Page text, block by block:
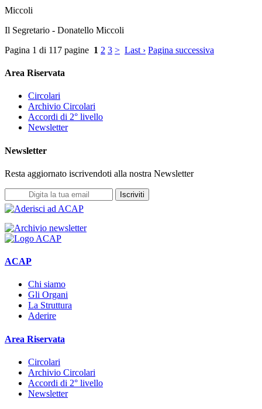
Miccoli
Il Segretario - Donatello Miccoli
Pagina 1 di 117 pagine 1 2 3 > Last › Pagina successiva
Area Riservata
Circolari
Archivio Circolari
Accordi di 2° livello
Newsletter
Newsletter
Resta aggiornato iscrivendoti alla nostra Newsletter
Iscriviti
ACAP
Chi siamo
Gli Organi
La Struttura
Aderire
Area Riservata
Circolari
Archivio Circolari
Accordi di 2° livello
Newsletter